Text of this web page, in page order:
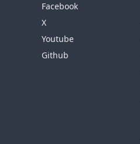
Facebook
X
Youtube
Github